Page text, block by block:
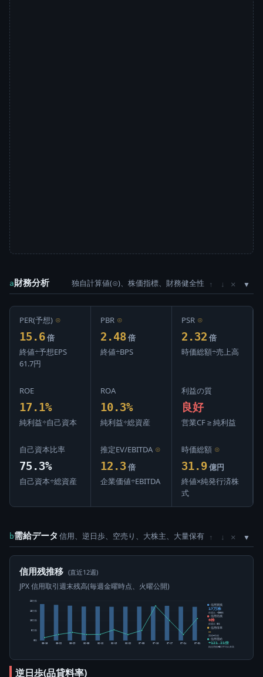
a財務分析 独自計算値(⊙)、株価指標、財務健全性 ↑ ↓ ×
PER(予想) ⊙
15.6 倍
終値÷予想EPS
61.7円
PBR ⊙
2.48 倍
終値÷BPS
PSR ⊙
2.32 倍
時価総額÷売上高
ROE
17.1%
純利益÷自己資本
ROA
10.3%
純利益÷総資産
利益の質
良好
営業CF ≥ 純利益
自己資本比率
75.3%
自己資本÷総資産
推定EV/EBITDA ⊙
12.3 倍
企業価値÷EBITDA
時価総額 ⊙
31.9 億円
終値×純発行済株
式
b需給データ 信用、逆日歩、空売り、大株主、大量保有 ↑ ↓ ×
信用残推移 (直近12週)
JPX 信用取引週末残高(毎週金曜時点、火曜公開)
0株
5万株
10万株
15万株
20万株
05-15 05-22 05-29 06-05 06-12 06-19 06-26 07-03 07-10 07-17 07-24 07-31
信用買残
17万株
前週比 -900株
信用売残
0株
前週比 0株
信用倍率
―
買残÷売残
信用需給
+121.21倍
純信用残÷5日平均出来高
逆日歩(品貸料率)